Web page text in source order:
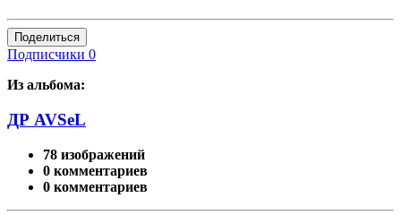
Поделиться
Подписчики 0
Из альбома:
ДР AVSeL
78 изображений
0 комментариев
0 комментариев